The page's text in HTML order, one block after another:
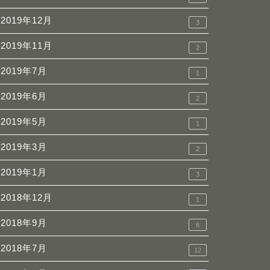
2019年12月 3
2019年11月 2
2019年7月 1
2019年6月 2
2019年5月 1
2019年3月 2
2019年1月 3
2018年12月 1
2018年9月 6
2018年7月 12